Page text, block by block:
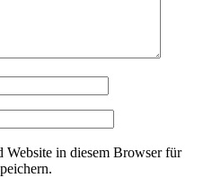
in diesem Browser für